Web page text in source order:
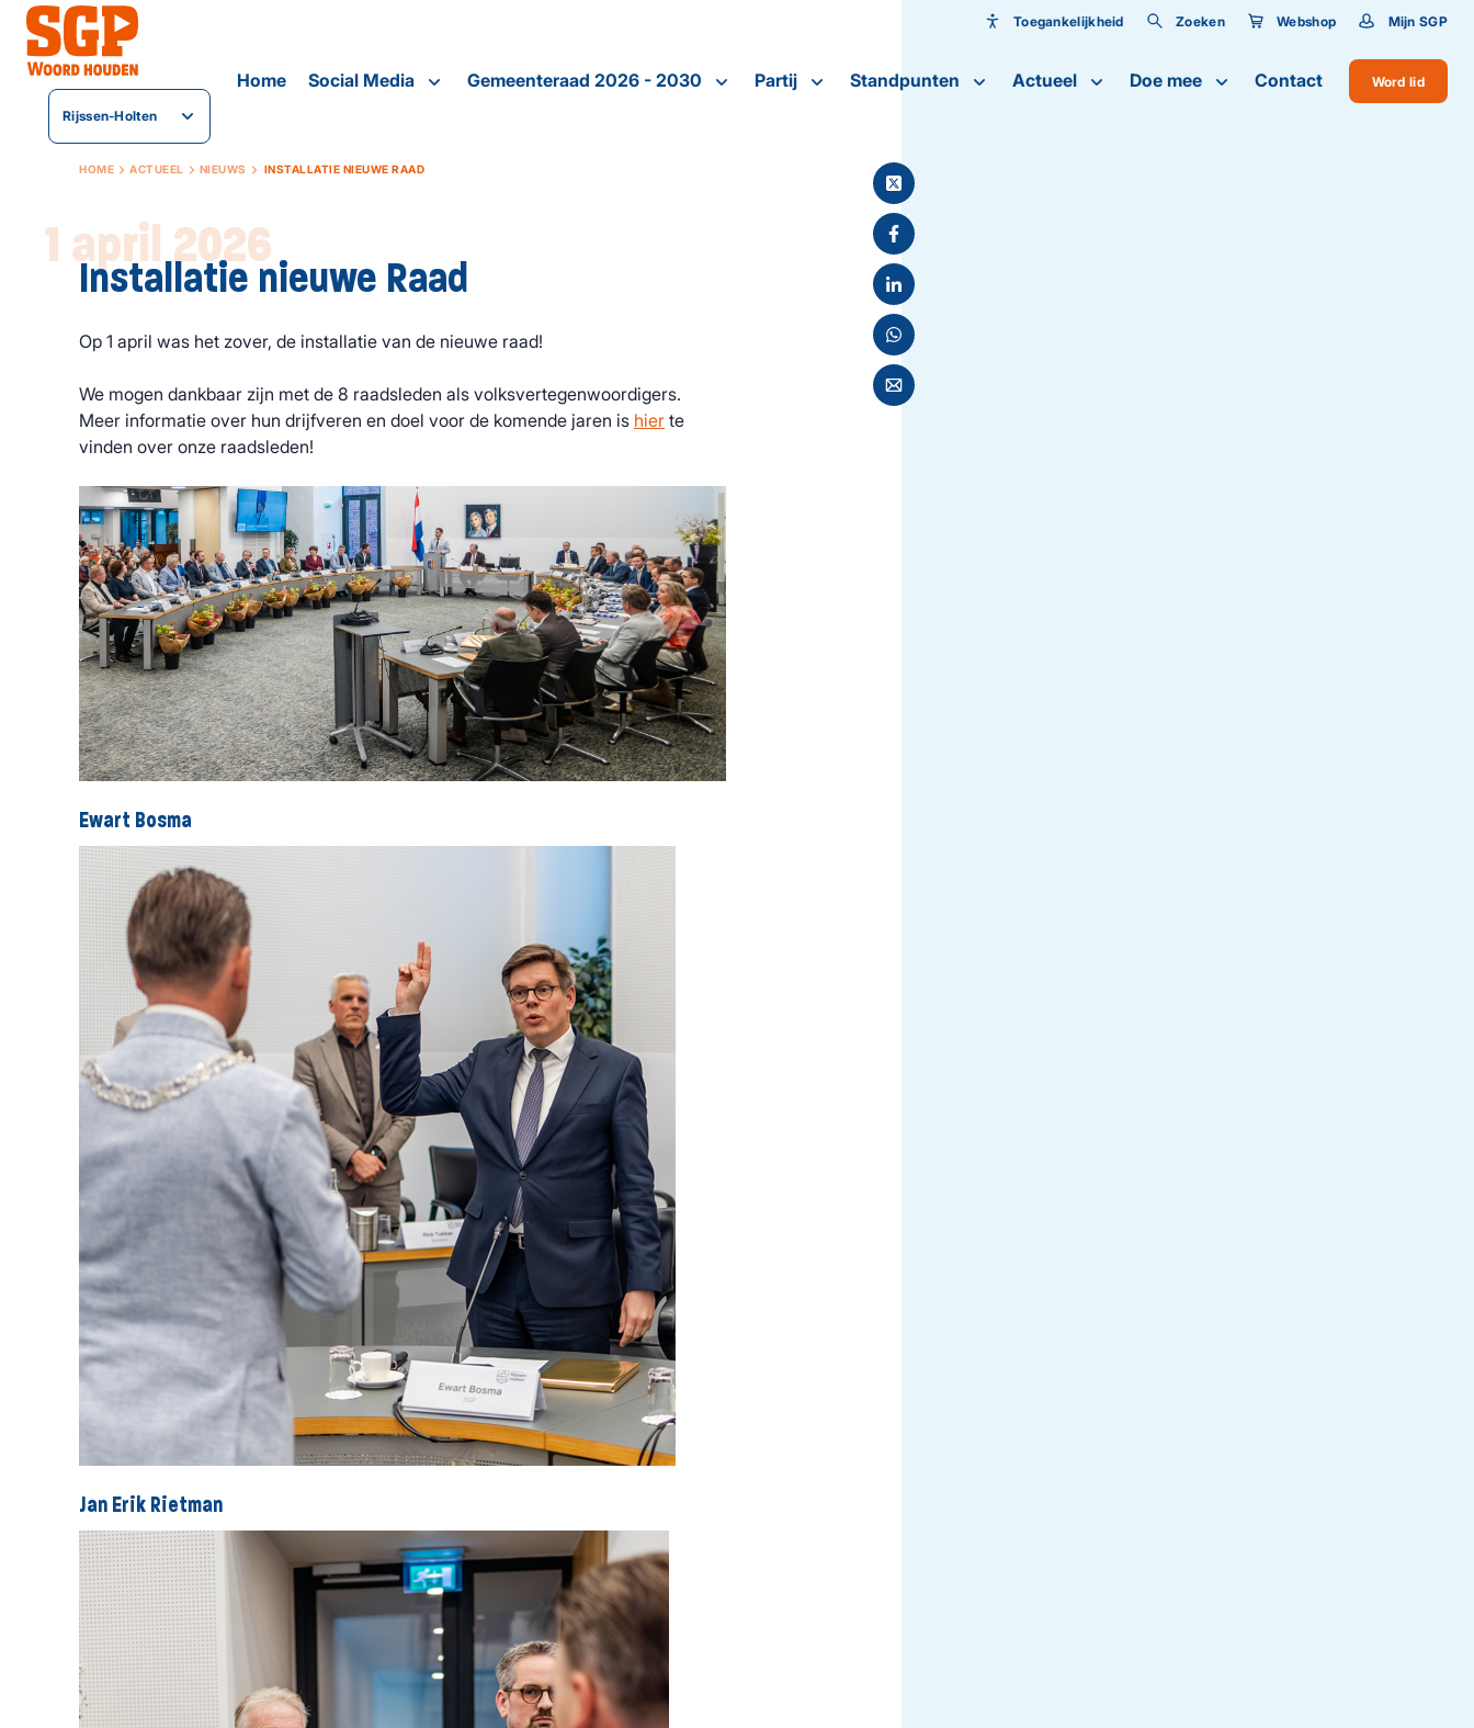
Toegankelijkheid Zoeken Webshop Mijn SGP
Rijssen-Holten
Word lid
Home Social Media Gemeenteraad 2026 - 2030 Partij Standpunten Actueel Doe mee Contact
HOME ACTUEEL NIEUWS INSTALLATIE NIEUWE RAAD
1 april 2026
Installatie nieuwe Raad
Op 1 april was het zover, de installatie van de nieuwe raad!
We mogen dankbaar zijn met de 8 raadsleden als volksvertegenwoordigers.
Meer informatie over hun drijfveren en doel voor de komende jaren is hier te
vinden over onze raadsleden!
Ewart Bosma
Jan Erik Rietman